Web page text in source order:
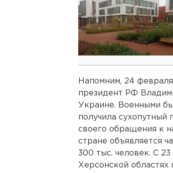
Напомним, 24
президент РФ
Украине. Военными
получила сухопутный
своего обращения к
стране объявляется
300 тыс. человек. С
Херсонской